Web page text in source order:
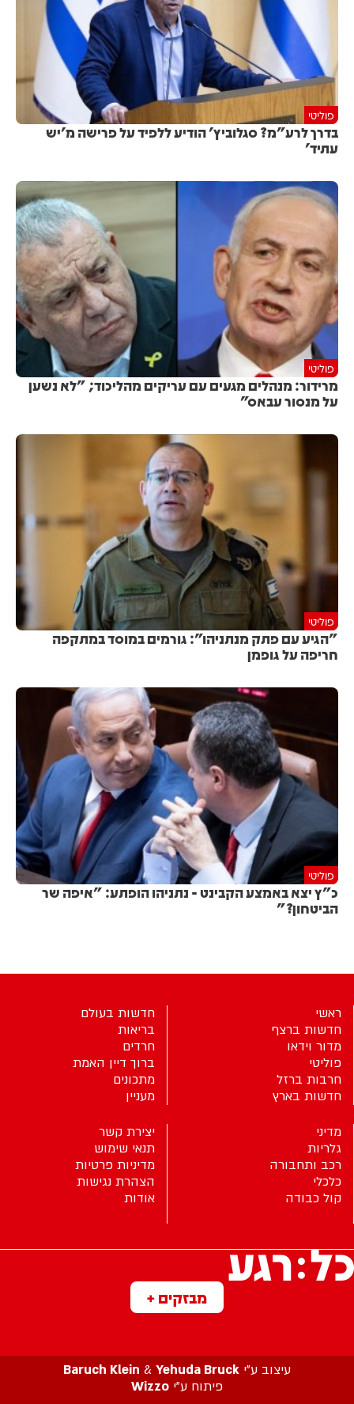
פוליטי
בדרך לרע"מ? סגלוביץ' הודיע ללפיד על פרישה מ'יש
עתיד'
פוליטי
מרידור: מנהלים מגעים עם עריקים מהליכוד; "לא נשען
על מנסור עבאס"
פוליטי
"הגיע עם פתק מנתניהו": גורמים במוסד במתקפה
חריפה על גופמן
פוליטי
כ"ץ יצא באמצע הקבינט - נתניהו הופתע: "איפה שר
הביטחון?"
מבזקים +
ראשי
חדשות ברצף
מדור וידאו
פוליטי
חרבות ברזל
חדשות בארץ
חדשות בעולם
בריאות
חרדים
ברוך דיין האמת
מתכונים
מעניין
מדיני
גלריות
רכב ותחבורה
כלכלי
קול כבודה
יצירת קשר
תנאי שימוש
מדיניות פרטיות
הצהרת נגישות
אודות
עיצוב ע”י Baruch Klein & Yehuda Bruck
פיתוח ע”י Wizzo